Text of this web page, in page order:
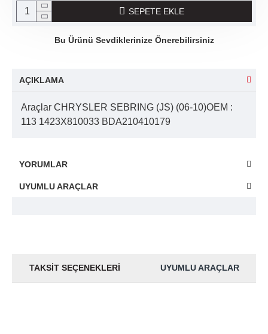
SEPETE EKLE
Bu Ürünü Sevdiklerinize Önerebilirsiniz
AÇIKLAMA
Araçlar CHRYSLER SEBRING (JS) (06-10)OEM :
113 1423X810033 BDA210410179
YORUMLAR
UYUMLU ARAÇLAR
TAKSIT SEÇENEKLERI UYUMLU ARAÇLAR